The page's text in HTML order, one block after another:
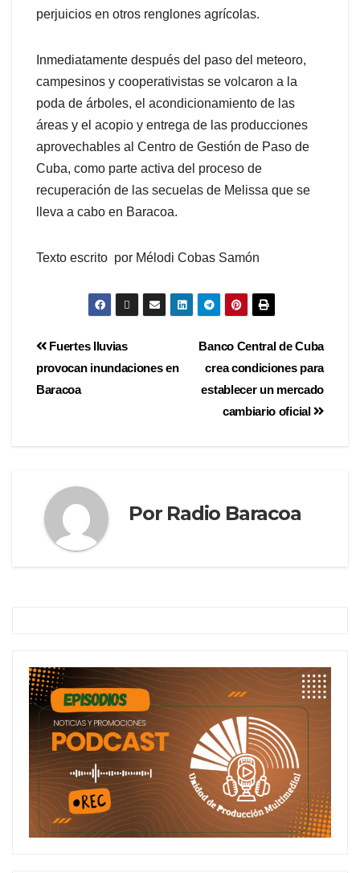
perjuicios en otros renglones agrícolas.
Inmediatamente después del paso del meteoro,
campesinos y cooperativistas se volcaron a la
poda de árboles, el acondicionamiento de las
áreas y el acopio y entrega de las producciones
aprovechables al Centro de Gestión de Paso de
Cuba, como parte activa del proceso de
recuperación de las secuelas de Melissa que se
lleva a cabo en Baracoa.
Texto escrito por Mélodi Cobas Samón
Banco Central de Cuba
crea condiciones para
establecer un mercado
cambiario oficial
Fuertes lluvias
provocan inundaciones en
Baracoa
Por Radio Baracoa